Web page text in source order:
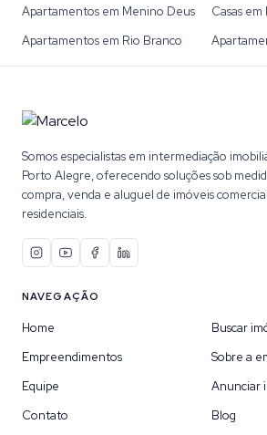
Apartamentos em Menino Deus
Casas em
Apartamentos em Rio Branco
Somos especialistas em intermediação
Porto Alegre, oferecendo soluções sob
compra, venda e aluguel de imóveis
residenciais.
NAVEGAÇÃO
Home
Buscar
Empreendimentos
Sobre a
Equipe
Anunciar
Contato
Blog